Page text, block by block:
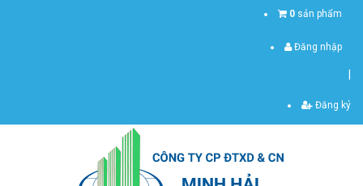
0 sản phẩm
Đăng nhập
Đăng ký